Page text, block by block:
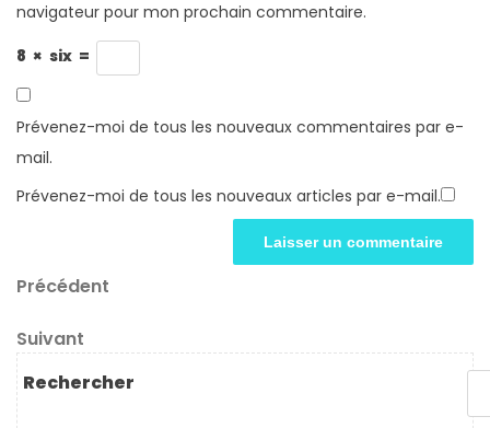
navigateur pour mon prochain commentaire.
8 × six =
Prévenez-moi de tous les nouveaux commentaires par e-
mail.
Prévenez-moi de tous les nouveaux articles par e-mail.
Navigation
de
l’article
Article
Précédent
Article
suivant
Suivant
Rechercher